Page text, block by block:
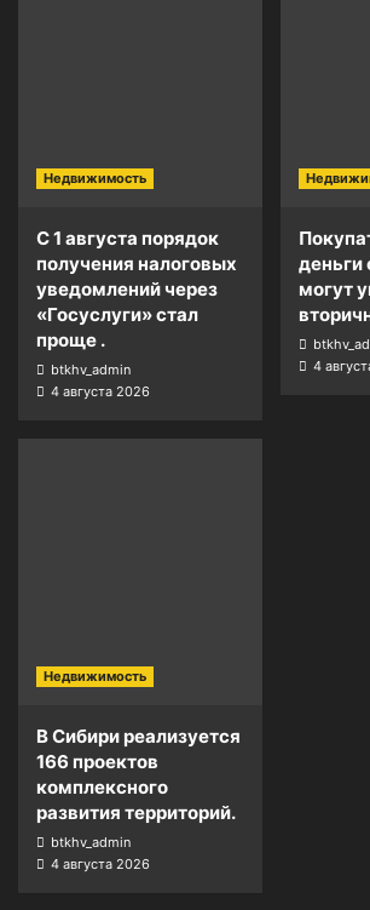
Недвижимость
С 1 августа порядок
получения налоговых
уведомлений через
«Госуслуги» стал
проще .
btkhv_admin
4 августа 2026
деньги
могут
4
Недвижимость
В Сибири реализуется
166 проектов
комплексного
развития территорий.
btkhv_admin
4 августа 2026